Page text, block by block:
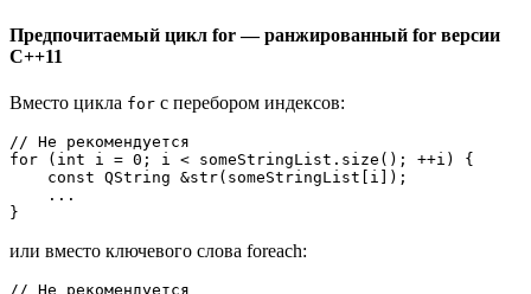
Предпочитаемый цикл for — ранжированный for версии
C++11
Вместо цикла for с перебором индексов:
// Не рекомендуется
for ( int i = 0 ; i < someStringList. size (); ++i) {
const QString &str(someStringList[i]) ;
    ...
или вместо ключевого слова foreach:
// Не рекомендуется